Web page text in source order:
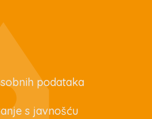
podataka
s javnošću